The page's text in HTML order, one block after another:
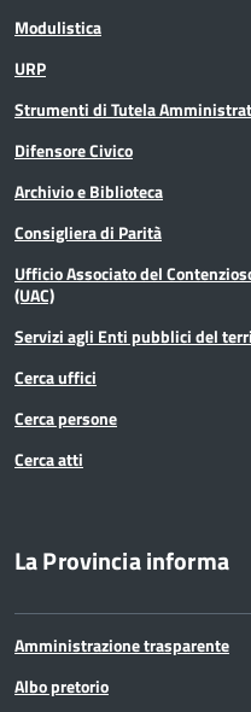
Modulistica
URP
Strumenti di Tutela
Difensore Civico
Archivio e Biblioteca
Consigliera di Parità
Ufficio Associato del
(UAC)
Servizi agli Enti pubblici del
Cerca uffici
Cerca persone
Cerca atti
La Provincia informa
Amministrazione trasparente
Albo pretorio